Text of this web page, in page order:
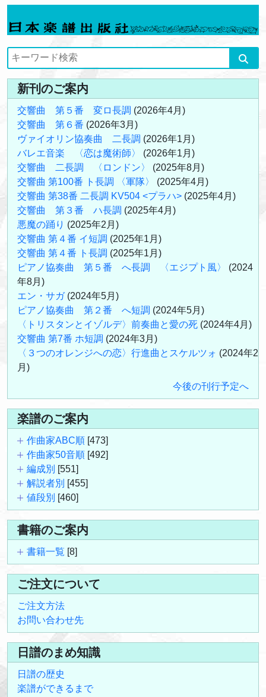
新刊のご案内
交響曲 第５番 変ロ長調 (2026年4月)
交響曲 第６番 (2026年3月)
ヴァイオリン協奏曲 二長調 (2026年1月)
バレエ音楽 〈恋は魔術師〉
(2026年1月)
交響曲 二長調 〈ロンドン〉
(2025年8月)
交響曲 第100番 ト長調 〈軍隊〉
(2025年4月)
交響曲 第38番 二長調 KV504 <プラハ> (2025年4月)
交響曲 第３番 ハ長調 (2025年4月)
悪魔の踊り (2025年2月)
交響曲 第４番 イ短調 (2025年1月)
交響曲 第４番 ト長調 (2025年1月)
ピアノ協奏曲 第５番 へ長調 〈エジプト風〉
(2024
年8月)
エン・サガ(2024年5月)
ピアノ協奏曲 第２番 へ短調 (2024年5月)
〈トリスタンとイゾルデ〉前奏曲と愛の死 (2024年4月)
交響曲 第7番 ホ短調 (2024年3月)
〈３つのオレンジへの恋〉行進曲とスケルツォ (2024年2
月)
今後の刊行予定へ
楽譜のご案内
作曲家ABC順 [473]
作曲家50音順 [492]
編成別 [551]
解説者別 [455]
値段別 [460]
書籍のご案内
書籍一覧 [8]
ご注文について
ご注文方法
お問い合わせ先
日譜のまめ知識
日譜の歴史
楽譜ができるまで